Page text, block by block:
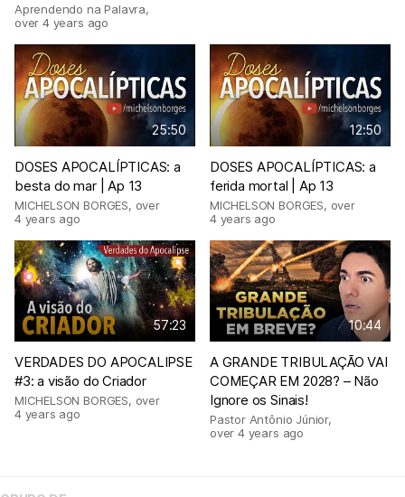
Aprendendo na Palavra,
over 4 years ago
25:50
DOSES APOCALÍPTICAS: a
besta do mar | Ap 13
MICHELSON BORGES, over
4 years ago
12:50
DOSES APOCALÍPTICAS: a
ferida mortal | Ap 13
MICHELSON BORGES, over
4 years ago
57:23
VERDADES DO APOCALIPSE
#3: a visão do Criador
MICHELSON BORGES, over
4 years ago
10:44
A GRANDE TRIBULAÇÃO VAI
COMEÇAR EM 2028? – Não
Ignore os Sinais!
Pastor Antônio Júnior,
over 4 years ago